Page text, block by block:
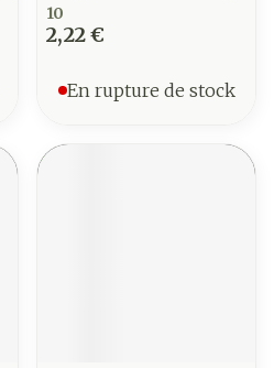
10
2,22 €
En rupture de stock